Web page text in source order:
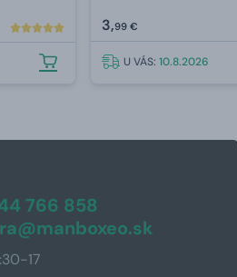
3,99 €
U VÁS: 10.8.2026
766 858
17